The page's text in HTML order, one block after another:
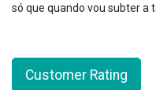
só que quando vou subter a
Customer Rating